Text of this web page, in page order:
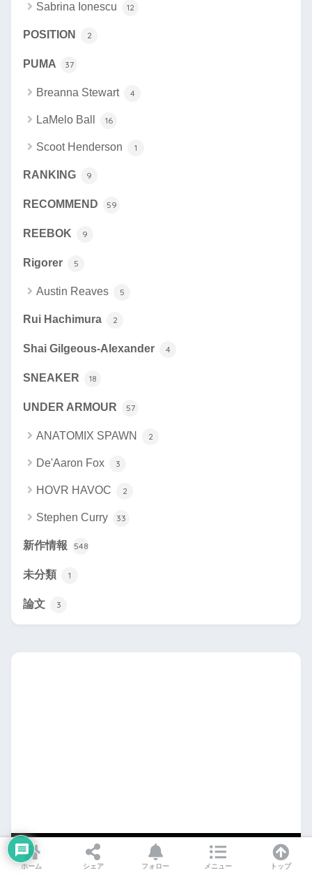
Sabrina Ionescu 12
POSITION 2
PUMA 37
Breanna Stewart 4
LaMelo Ball 16
Scoot Henderson 1
RANKING 9
RECOMMEND 59
REEBOK 9
Rigorer 5
Austin Reaves 5
Rui Hachimura 2
Shai Gilgeous-Alexander 4
SNEAKER 18
UNDER ARMOUR 57
ANATOMIX SPAWN 2
De'Aaron Fox 3
HOVR HAVOC 2
Stephen Curry 33
新作情報 548
未分類 1
論文 3
おすすめメニュー
ホーム シェア フォロー メニュー トップ